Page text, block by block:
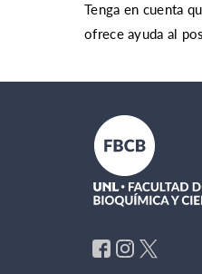
Tenga en cuenta
ofrece ayuda al